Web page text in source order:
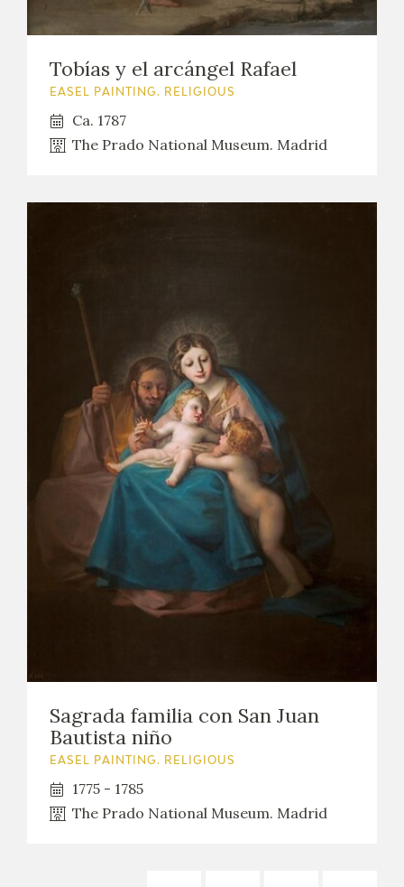
Tobías y el arcángel Rafael
EASEL PAINTING. RELIGIOUS
Ca. 1787
The Prado National Museum. Madrid
Sagrada familia con San Juan
Bautista niño
EASEL PAINTING. RELIGIOUS
1775 - 1785
The Prado National Museum. Madrid